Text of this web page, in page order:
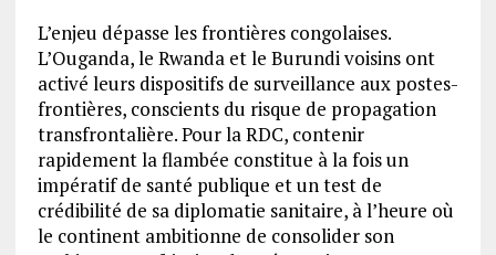
L’enjeu dépasse les frontières congolaises.
L’Ouganda, le Rwanda et le Burundi voisins ont
activé leurs dispositifs de surveillance aux postes-
frontières, conscients du risque de propagation
transfrontalière. Pour la RDC, contenir
rapidement la flambée constitue à la fois un
impératif de santé publique et un test de
crédibilité de sa diplomatie sanitaire, à l’heure où
le continent ambitionne de consolider son